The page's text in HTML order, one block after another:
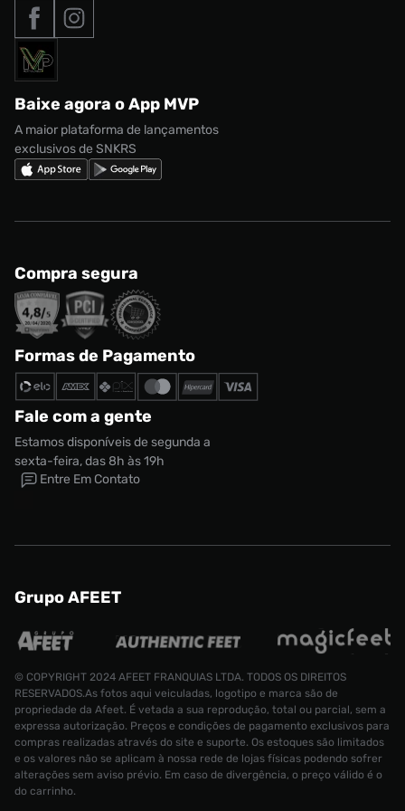
Roupas
Acessórios
Marcas
Nike Air Max
adidas Adi2000
adidas Campus
Nike Shox
Nossas lojas
Termos de uso
Política de privacidade
Regulamento CRM/ CASHBACK
Regulamento Cupom
Tipos de entrega
Formas de Pagamento
Solicite seus dados
Baixe agora o App MVP
A maior plataforma de lançamentos
exclusivos de SNKRS
Compra segura
Formas de Pagamento
Fale com a gente
Estamos disponíveis de segunda a
sexta-feira, das 8h às 19h
Entre Em Contato
Grupo AFEET
© COPYRIGHT 2024 AFEET FRANQUIAS LTDA. TODOS OS DIREITOS
RESERVADOS.As fotos aqui veiculadas, logotipo e marca são de
propriedade da Afeet. É vetada a sua reprodução, total ou parcial, sem a
expressa autorização. Preços e condições de pagamento exclusivos para
compras realizadas através do site e suporte. Os estoques são limitados
e os valores não se aplicam à nossa rede de lojas físicas podendo sofrer
alterações sem aviso prévio. Em caso de divergência, o preço válido é o
do carrinho.